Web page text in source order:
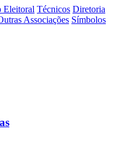
Eleitoral Técnicos Diretoria
Associações Símbolos